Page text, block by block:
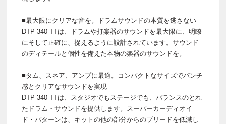
■最大限にクリアな音を。ドラムサウンドの本質を逃さない
DTP 340 TTは、ドラムや打楽器のサウンドを最大限に、明瞭
にそして正確に、捉えるように設計されています。サウンド
のディテールと個性を備えた本物の楽器のサウンドを。
■タム、スネア、アンプに最適。コンパクトなサイズでパンチ
感とクリアなサウンドを実現
DTP 340 TTは、スタジオでもステージでも、バランスのとれ
たドラム・サウンドを提供します。スーパーカーディオイ
ド・パターンは、キットの他の部分からのブリードを低減し